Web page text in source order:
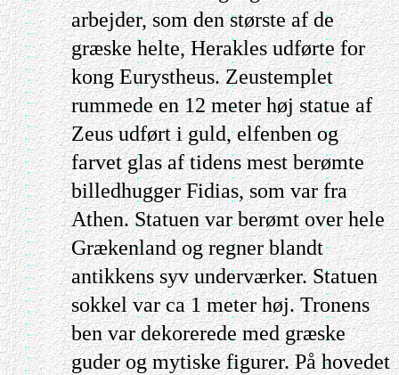
arbejder, som den største af de
græske helte, Herakles udførte for
kong Eurystheus. Zeustemplet
rummede en 12 meter høj statue af
Zeus udført i guld, elfenben og
farvet glas af tidens mest berømte
billedhugger Fidias, som var fra
Athen. Statuen var berømt over hele
Grækenland og regner blandt
antikkens syv underværker. Statuen
sokkel var ca 1 meter høj. Tronens
ben var dekorerede med græske
guder og mytiske figurer. På hovedet